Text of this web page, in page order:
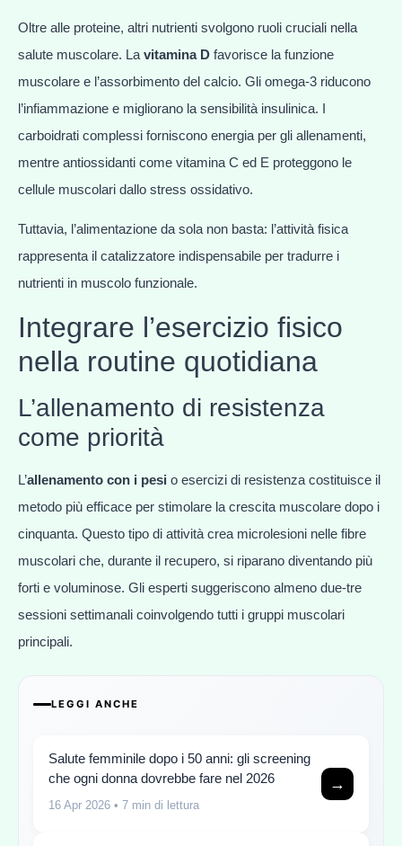
Oltre alle proteine, altri nutrienti svolgono ruoli cruciali nella
salute muscolare. La vitamina D favorisce la funzione
muscolare e l’assorbimento del calcio. Gli omega-3 riducono
l’infiammazione e migliorano la sensibilità insulinica. I
carboidrati complessi forniscono energia per gli allenamenti,
mentre antiossidanti come vitamina C ed E proteggono le
cellule muscolari dallo stress ossidativo.
Tuttavia, l’alimentazione da sola non basta: l’attività fisica
rappresenta il catalizzatore indispensabile per tradurre i
nutrienti in muscolo funzionale.
Integrare l’esercizio fisico
nella routine quotidiana
L’allenamento di resistenza
come priorità
L’allenamento con i pesi o esercizi di resistenza costituisce il
metodo più efficace per stimolare la crescita muscolare dopo i
cinquanta. Questo tipo di attività crea microlesioni nelle fibre
muscolari che, durante il recupero, si riparano diventando più
forti e voluminose. Gli esperti suggeriscono almeno due-tre
sessioni settimanali coinvolgendo tutti i gruppi muscolari
principali.
LEGGI ANCHE
Salute femminile dopo i 50 anni: gli screening
che ogni donna dovrebbe fare nel 2026
16 Apr 2026 • 7 min di lettura
→